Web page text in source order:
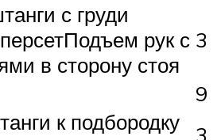
с груди
рук с
в сторону стоя
3
9
к подбородку
3